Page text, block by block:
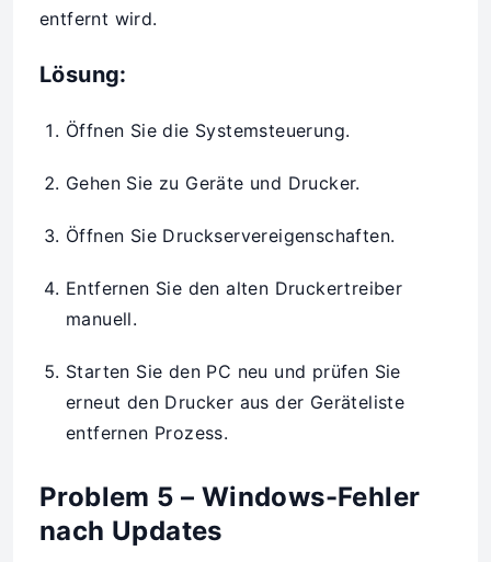
entfernt wird.
Lösung:
Öffnen Sie die Systemsteuerung.
Gehen Sie zu Geräte und Drucker.
Öffnen Sie Druckservereigenschaften.
Entfernen Sie den alten Druckertreiber
manuell.
Starten Sie den PC neu und prüfen Sie
erneut den Drucker aus der Geräteliste
entfernen Prozess.
Problem 5 – Windows-Fehler
nach Updates